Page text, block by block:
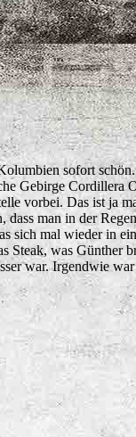
sofort
Gebirge Cordillera
vorbei. Das ist ja
man in der
sich mal wieder in
Steak, was Günther
war. Irgendwie